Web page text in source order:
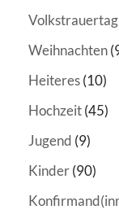
Volkstrauertag
Weihnachten
Heiteres(10)
Hochzeit(45)
Jugend (9)
Kinder(90)